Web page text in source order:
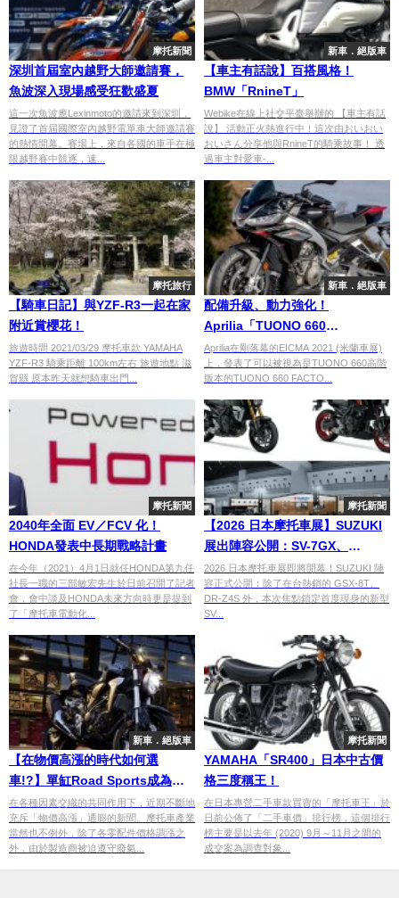
摩托新聞
深圳首屆室內越野大師邀請賽，
魚波深入現場感受狂歡盛夏
這一次魚波應Lexinmoto的邀請來到深圳，
見證了首屆國際室內越野電單車大師邀請賽
的熱情開幕。賽場上，來自各國的車手在極
限越野賽中競逐，速...
新車．絕版車
【車主有話說】百搭風格！
BMW「RnineT」
Webike在線上社交平臺舉辦的 【車主有話
說】 活動正火熱進行中！這次由おいおい
おいさん分享他與RnineT的騎乘故事！ 透
過車主對愛車-...
摩托旅行
【騎車日記】與YZF-R3一起在家
附近賞櫻花！
旅遊時間 2021/03/29 摩托車款 YAMAHA
YZF-R3 騎乘距離 100km左右 旅遊地點 滋
賀縣 原本昨天就想騎車出門...
新車．絕版車
配備升級、動力強化！
Aprilia「TUONO 660
FACTORY」
Aprilia在剛落幕的EICMA 2021 (米蘭車展)
上，發表了可以被視為是TUONO 660高階
版本的TUONO 660 FACTO...
摩托新聞
2040年全面 EV／FCV 化！
HONDA發表中長期戰略計畫
在今年（2021）4月1日就任HONDA第九任
社長一職的三部敏宏先生於日前召開了記者
會，會中談及HONDA未來方向時更是提到
了「摩托車電動化...
摩托新聞
【2026 日本摩托車展】SUZUKI
展出陣容公開：SV-7GX、
R1000R 海外版將首度現身！搶
先解密「復古車庫」主題看點
2026 日本摩托車展即將開幕！SUZUKI 陣
容正式公開：除了在台熱銷的 GSX-8T、
DR-Z4S 外，本次焦點鎖定首度現身的新型
SV...
新車．絕版車
【在物價高漲的時代如何選
車!?】單缸Road Sports成為注
目焦點！
在各種因素交織的共同作用下，近期不斷地
充斥「物價高漲」通膨的新聞。摩托車產業
當然也不例外，除了各零配件價格調漲之
外，由於製造商被迫遵守廢氣...
摩托新聞
YAMAHA「SR400」日本中古價
格三度稱王！
在日本專營二手車款買賣的「摩托車王」於
日前公佈了「二手車價」排行榜，這個排行
榜主要是以去年 (2020) 9月～11月之間的
成交案為調查對象...